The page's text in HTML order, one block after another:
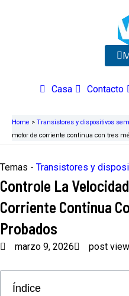
Casa Contacto
Home > Transistores y dispositivos
motor de corriente continua con tres
Temas - Transistores y
Controle La
Corriente Continua
Probados
marzo 9, 2026 post
Índice